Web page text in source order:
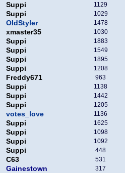
Suppi 1129
Suppi 1029
OldStyler 1478
xmaster35 1030
Suppi 1883
Suppi 1549
Suppi 1895
Suppi 1208
Freddy671 963
Suppi 1138
Suppi 1442
Suppi 1205
votes_love 1136
Suppi 1625
Suppi 1098
Suppi 1092
Suppi 448
C63 531
Gainestown 317